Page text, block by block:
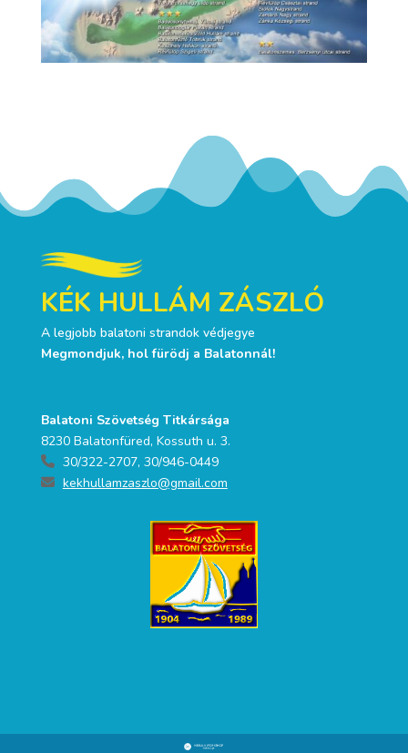
KÉK HULLÁM ZÁSZLÓ
A legjobb balatoni strandok védjegye
Megmondjuk, hol fürödj a Balatonnál!
Balatoni Szövetség Titkársága
8230 Balatonfüred, Kossuth u. 3.
30/322-2707, 30/946-0449
kekhullamzaszlo@gmail.com